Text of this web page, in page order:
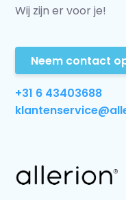
Wij zijn er voor je!
Neem contact
+31 6 43403688